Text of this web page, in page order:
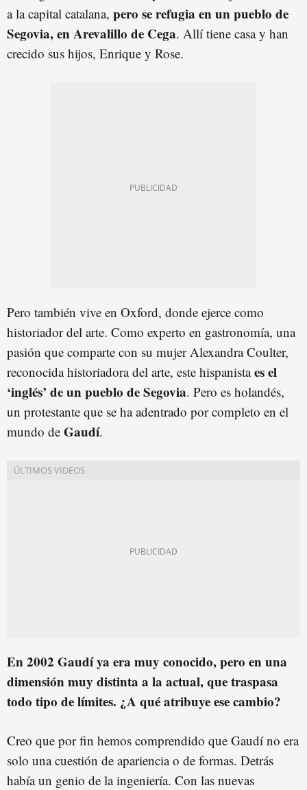
a la capital catalana, pero se refugia en un pueblo de
Segovia, en Arevalillo de Cega. Allí tiene casa y han
crecido sus hijos, Enrique y Rose.
Pero también vive en Oxford, donde ejerce como
historiador del arte. Como experto en gastronomía, una
pasión que comparte con su mujer Alexandra Coulter,
reconocida historiadora del arte, este hispanistaes el
‘inglés’ de un pueblo de Segovia. Pero es holandés,
un protestante que se ha adentrado por completo en el
mundo de Gaudí.
En 2002 Gaudí ya era muy conocido, pero en una
dimensión muy distinta a la actual, que traspasa
todo tipo de límites. ¿A qué atribuye ese cambio?
Creo que por fin hemos comprendido que Gaudí no era
solo una cuestión de apariencia o de formas. Detrás
había un genio de la ingeniería. Con las nuevas